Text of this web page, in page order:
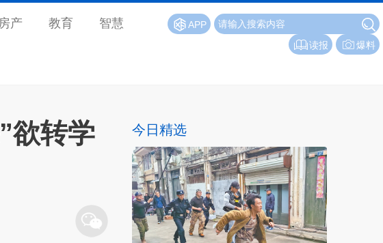
房产 教育 智慧
APP
爆料
读报
欲转学 今日精选